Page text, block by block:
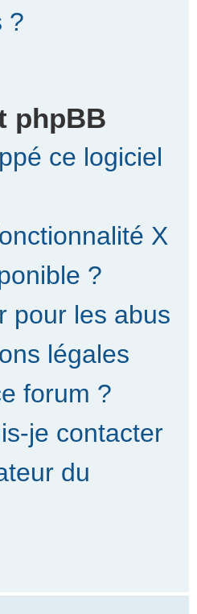
?
phpBB
ce logiciel
X
?
pour les abus
légales
forum ?
je contacter
du